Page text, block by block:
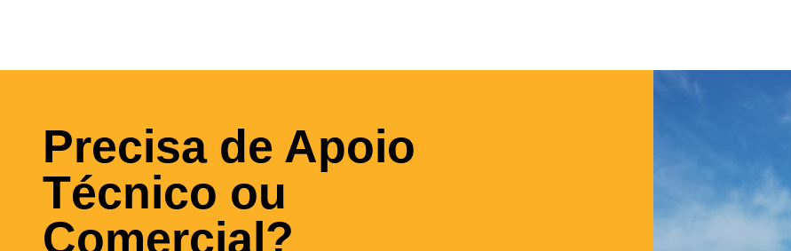
Precisa de Apoio
Técnico ou
Comercial?